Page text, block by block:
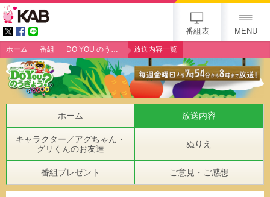
番組表 MENU
ホーム 番組 DO YOU のうぎょう？クエスチョン 放送内容一覧
ホーム 放送内容
キャラクター／アグちゃん・
グリくんのお友達
ぬりえ
番組プレゼント ご意見・ご感想